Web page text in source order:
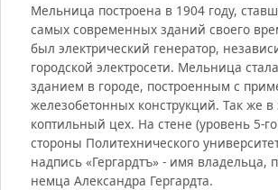
Мельница построена в 1904 году,
самых современных зданий своего
был электрический генератор,
городской электросети. Мельница
зданием в городе, построенным с
железобетонных конструкций. Так же
коптильный цех. На стене (уровень 5-
стороны Политехнического
надпись «Гергардтъ» - имя владельца,
немца Александра Гергардта.